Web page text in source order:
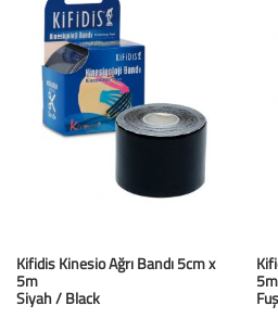
Kifidis Kinesio Ağrı Bandı 5cm x
5m
Siyah / Black
5m